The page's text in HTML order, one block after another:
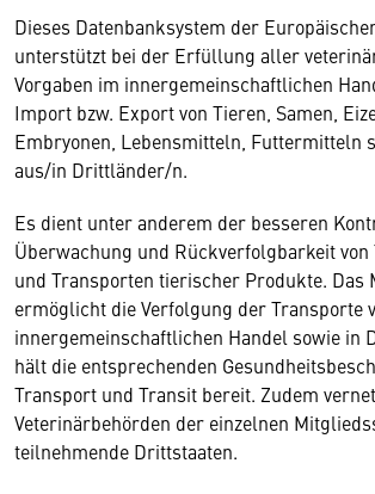
Dieses Datenbanksystem der
unterstützt bei der Erfüllung aller
Vorgaben im innergemeinschaftlichen
Import bzw. Export von Tieren, Samen,
Embryonen, Lebensmitteln, Futtermitteln
aus/in Drittländer/n.
Es dient unter anderem der besseren
Überwachung und Rückverfolgbarkeit
und Transporten tierischer Produkte. Das
ermöglicht die Verfolgung der Transporte
innergemeinschaftlichen Handel sowie in
hält die entsprechenden
Transport und Transit bereit. Zudem
Veterinärbehörden der einzelnen
teilnehmende Drittstaaten.